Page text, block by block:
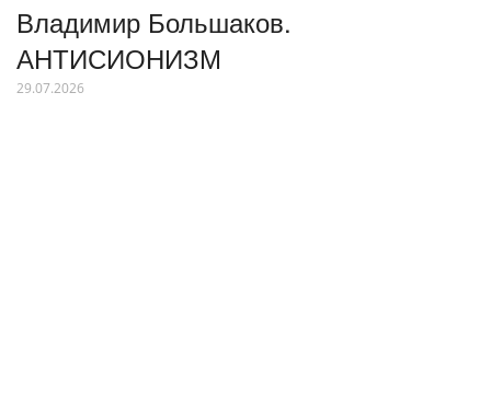
Владимир Большаков.
АНТИСИОНИЗМ
29.07.2026